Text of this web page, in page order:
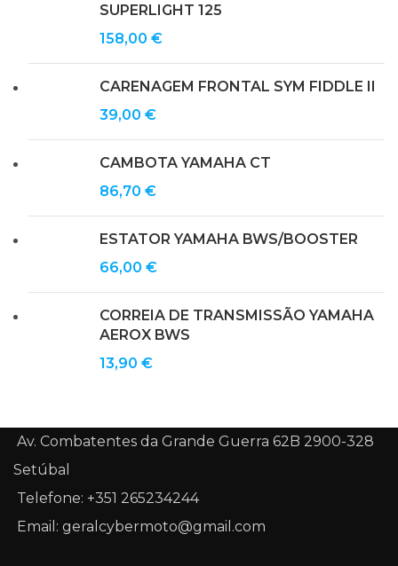
SUPERLIGHT 125
158,00 €
CARENAGEM FRONTAL SYM FIDDLE II
39,00 €
CAMBOTA YAMAHA CT
86,70 €
ESTATOR YAMAHA BWS/BOOSTER
66,00 €
CORREIA DE TRANSMISSÃO YAMAHA
AEROX BWS
13,90 €
Av. Combatentes da Grande Guerra 62B 2900-328
Setúbal
Telefone: +351 265234244
Email: geralcybermoto@gmail.com